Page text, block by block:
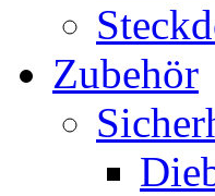
Zubehör